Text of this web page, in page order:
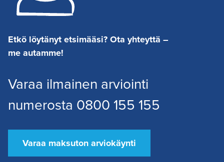
Etkö löytänyt etsimääsi? Ota yhteyttä –
me autamme!
Varaa ilmainen arviointi
numerosta 0800 155 155
Varaa maksuton arviokäynti